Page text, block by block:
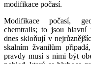
modifikace počasí.
Modifikace počasí,
chemtrails; to jsou hlavní
dnes skloňují v
skalním žvanilům
pravdy musí s nimi být